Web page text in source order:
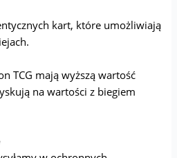
kart, które umożliwiają
TCG mają wyższą wartość
na wartości z biegiem